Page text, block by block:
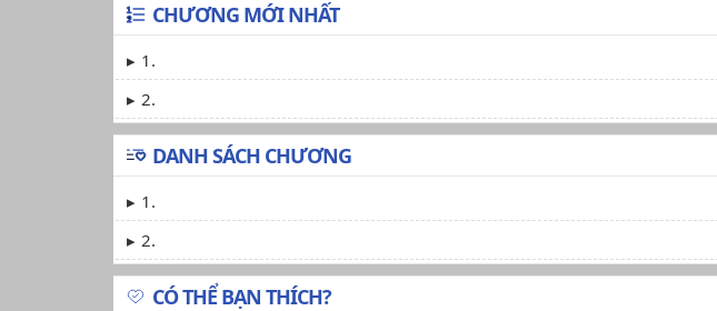
CHƯƠNG MỚI NHẤT
1.
2.
DANH SÁCH CHƯƠNG
1.
2.
CÓ THỂ BẠN THÍCH?